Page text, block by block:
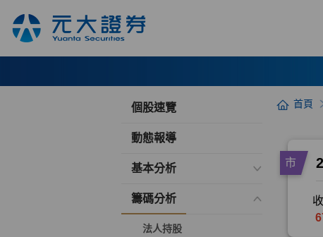
個股速覽
動態報導
基本分析
籌碼分析
法人持股
首頁